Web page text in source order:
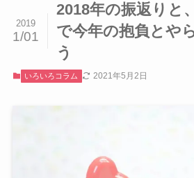
2018年の振返りと
で今年の抱負とや
う
2019
1/01
いろいろコラム 2021年5月2日